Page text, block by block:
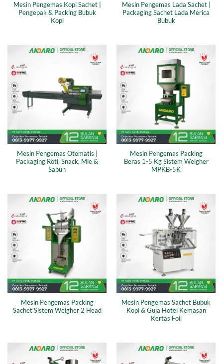
Mesin Pengemas Kopi Sachet |
Pengepak & Packing Bubuk
Kopi
Mesin Pengemas Lada Sachet |
Packaging Sachet Lada Merica
Bubuk
Mesin Pengemas Otomatis |
Packaging Roti, Snack, Mie &
Sabun
Mesin Pengemas Packing
Beras 1-5 Kg Sistem Weigher
MPKB-5K
Mesin Pengemas Packing
Sachet Sistem Weigher 2 Head
Mesin Pengemas Sachet Bubuk
Kopi & Gula Hotel Kemasan
Kertas Foil